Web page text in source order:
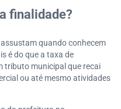
TFE?
não pagar a TFE no pr
da taxa de fiscal
se a prefeitura não
municipais de uma PM
finalidade?
quando conhecem
é do que a taxa de
tributo municipal que recai
ou até mesmo atividades